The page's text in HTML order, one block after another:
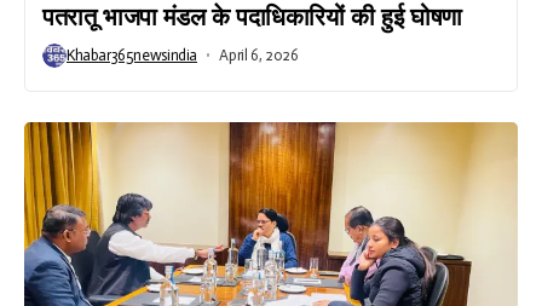
पतरातू भाजपा मंडल के पदाधिकारियों की हुई घोषणा
Khabar365newsindia April 6, 2026